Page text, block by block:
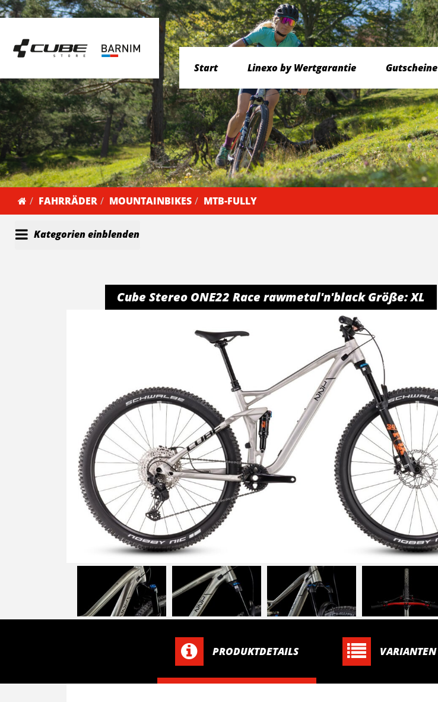
Start Linexo by Wertgarantie Gutscheine
FAHRRÄDER MOUNTAINBIKES MTB-FULLY
Kategorien einblenden
Cube Stereo ONE22 Race rawmetal'n'black Größe: XL
PRODUKTDETAILS VARIANTEN